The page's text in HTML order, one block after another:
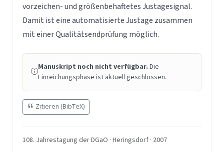
vorzeichen- und größenbehaftetes Justagesignal.
Damit ist eine automatisierte Justage zusammen
mit einer Qualitätsendprüfung möglich.
Manuskript noch nicht verfügbar. Die
Einreichungsphase ist aktuell geschlossen.
Zitieren (BibTeX)
108. Jahrestagung der DGaO · Heringsdorf · 2007